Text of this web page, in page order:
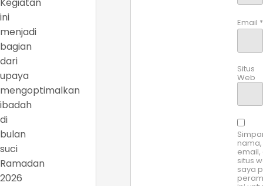
ini
menjadi
bagian
dari
upaya
mengoptimalkan
ibadah
di
bulan
suci
Ramadan
2026
Email *
Situs
Web
nama,
email,
situs
saya